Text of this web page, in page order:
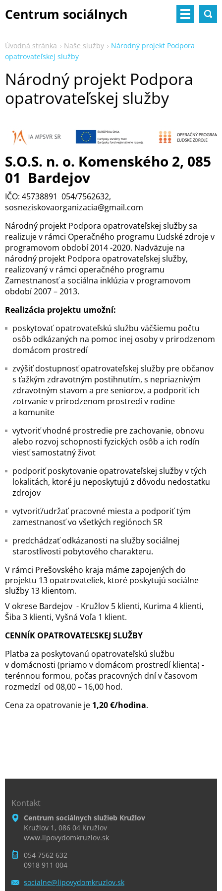
Centrum sociálnych
Úvodná stránka Naše služby
Národný projekt Podpora
opatrovateľskej služby
Národný projekt Podpora
opatrovateľskej služby
S.O.S. n. o. Komenského 2, 085
01 Bardejov
IČO: 45738891 054/7562632,
sosneziskovaorganizacia@gmail.com
Národný projekt Podpora opatrovateľskej služby sa
realizuje v rámci Operačného programu Ľudské zdroje v
programovom období 2014 -2020. Nadväzuje na
národný projekt Podpora opatrovateľskej služby,
realizovaný v rámci operačného programu
Zamestnanosť a sociálna inklúzia v programovom
období 2007 – 2013.
Realizácia projektu umožní:
poskytovať opatrovateľskú službu väčšiemu počtu
osôb odkázaných na pomoc inej osoby v prirodzenom
domácom prostredí
zvýšiť dostupnosť opatrovateľskej služby pre občanov
s ťažkým zdravotným postihnutím, s nepriaznivým
zdravotným stavom a pre seniorov, a podporiť ich
zotrvanie v prirodzenom prostredí v rodine
a komunite
vytvoriť vhodné prostredie pre zachovanie, obnovu
alebo rozvoj schopnosti fyzických osôb a ich rodín
viesť samostatný život
podporiť poskytovanie opatrovateľskej služby v tých
lokalitách, ktoré ju neposkytujú z dôvodu nedostatku
zdrojov
vytvoriť/udržať pracovné miesta a podporiť tým
zamestnanosť vo všetkých regiónoch SR
predchádzať odkázanosti na služby sociálnej
starostlivosti pobytového charakteru.
V rámci Prešovského kraja máme zapojených do
projektu 13 opatrovateliek, ktoré poskytujú sociálne
služby 13 klientom.
V okrese Bardejov - Kružlov 5 klienti, Kurima 4 klienti,
Šiba 3 klienti, Vyšná Voľa 1 klient.
CENNÍK OPATROVATEĽSKEJ SLUŽBY
Platba za poskytovanú opatrovateľskú službu
v domácnosti (priamo v domácom prostredí klienta) -
terénnou formou, počas pracovných dní v časovom
rozmedzí od 08,00 – 16,00 hod.
Cena za opatrovanie je 1,20 €/hodina.
Kontakt
Centrum sociálnych služieb Kružlov
Kružlov 1, 086 04 Kružlov
www.lipovydomkruzlov.sk
054 7562 632
0918 911 004
socialne@lipovydomkruzlov.sk